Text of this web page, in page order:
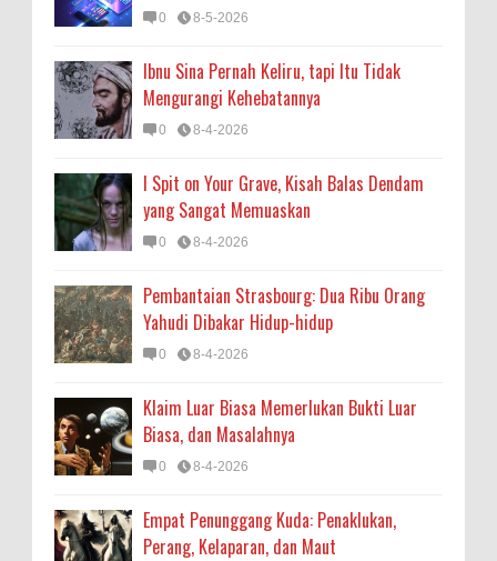
0 8-5-2026
Ibnu Sina Pernah Keliru, tapi Itu Tidak
Mengurangi Kehebatannya
0 8-4-2026
I Spit on Your Grave, Kisah Balas Dendam
yang Sangat Memuaskan
0 8-4-2026
Pembantaian Strasbourg: Dua Ribu Orang
Yahudi Dibakar Hidup-hidup
0 8-4-2026
Klaim Luar Biasa Memerlukan Bukti Luar
Biasa, dan Masalahnya
0 8-4-2026
Empat Penunggang Kuda: Penaklukan,
Perang, Kelaparan, dan Maut